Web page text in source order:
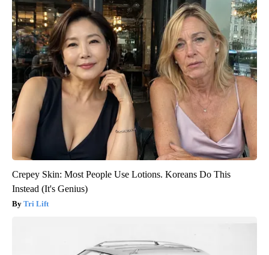
Crepey Skin: Most People Use Lotions. Koreans Do This
Instead (It's Genius)
Tri Lift